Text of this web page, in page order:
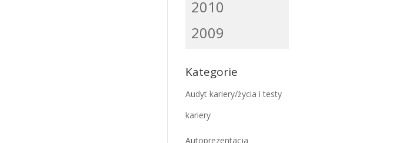
2010
2009
Kategorie
Audyt kariery/życia i testy
kariery
Autoprezentacja